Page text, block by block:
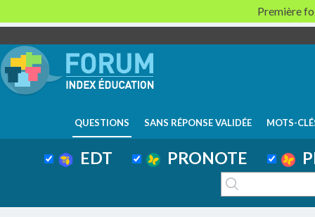
QUESTIONS SANS RÉPONSE VALIDÉE MOTS-
EDT PRONOTE
Première